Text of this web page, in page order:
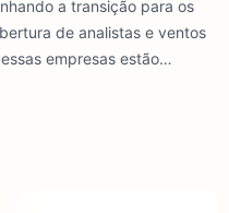
a transição para os
de analistas e ventos
empresas estão